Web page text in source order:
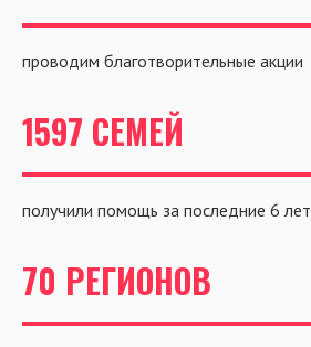
проводим благотворительные акции
1597 СЕМЕЙ
получили помощь за последние 6 лет
70 РЕГИОНОВ